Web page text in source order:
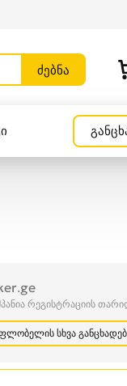
რეგისტრაციის
სხვა